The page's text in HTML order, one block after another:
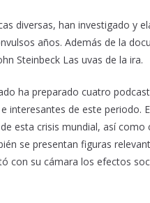
diversas, han investigado y
años. Además de la
Steinbeck Las uvas de la ira.
ha preparado cuatro
interesantes de este periodo.
esta crisis mundial, así
se presentan figuras
con su cámara los efectos